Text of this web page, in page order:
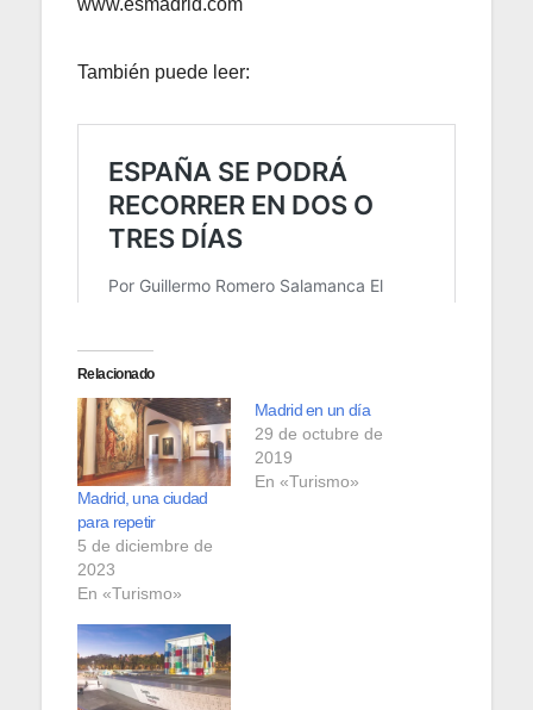
También puede leer:
Relacionado
Madrid, una ciudad
para repetir
5 de diciembre de
2023
En «Turismo»
Madrid en un día
29 de octubre de
2019
En «Turismo»